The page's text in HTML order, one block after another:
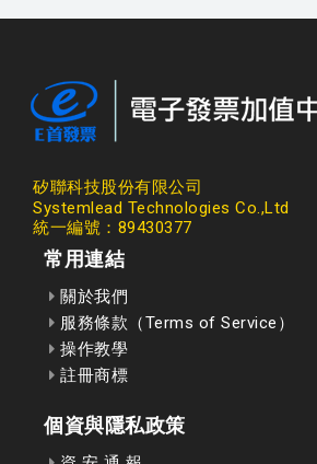
矽聯科技股份有限公司
Systemlead Technologies Co.,Ltd
統一編號：89430377
常用連結
關於我們
服務條款（Terms of Service）
操作教學
註冊商標
個資與隱私政策